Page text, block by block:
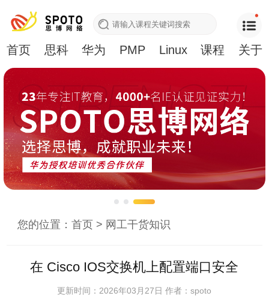
首页 思科 华为 PMP Linux 课程 关于
您的位置：首页 > 网工干货知识
在 Cisco IOS交换机上配置端口安全
更新时间：2026年03月27日作者：spoto